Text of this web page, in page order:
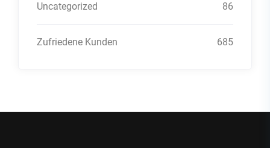
Uncategorized 86
Zufriedene Kunden 685